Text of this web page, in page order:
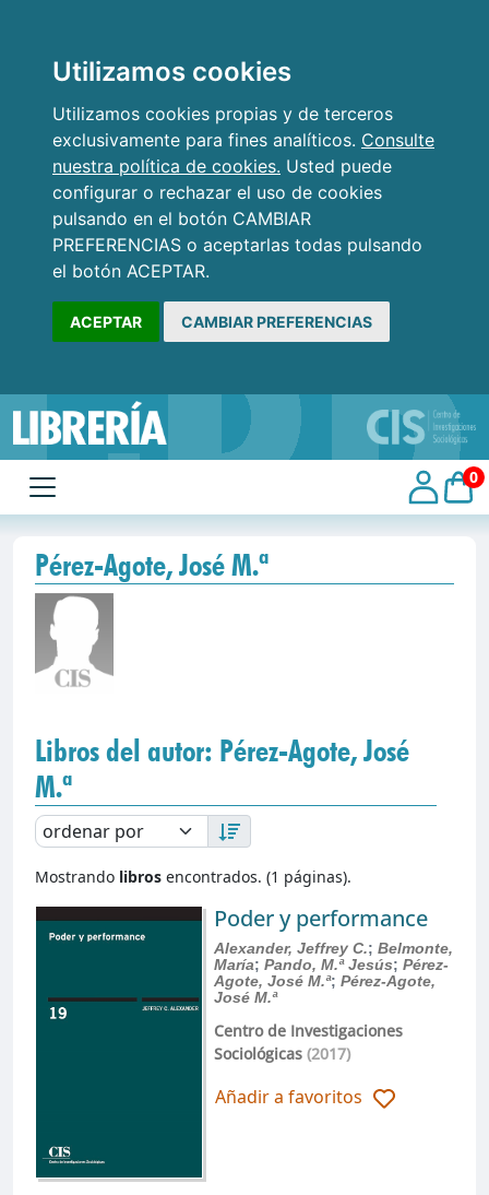
Utilizamos cookies
Utilizamos cookies propias y de terceros
exclusivamente para fines analíticos. Consulte
nuestra política de cookies. Usted puede
configurar o rechazar el uso de cookies
pulsando en el botón CAMBIAR
PREFERENCIAS o aceptarlas todas pulsando
el botón ACEPTAR.
ACEPTAR CAMBIAR PREFERENCIAS
0
Pérez-Agote, José M.ª
Libros del autor: Pérez-Agote, José
M.ª
Mostrando libros encontrados. (1 páginas).
Poder y performance
Alexander, Jeffrey C.; Belmonte,
María; Pando, M.ª Jesús; Pérez-
Agote, José M.ª; Pérez-Agote,
José M.ª
Centro de Investigaciones
Sociológicas(2017)
Añadir a favoritos